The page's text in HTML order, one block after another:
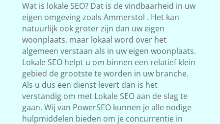
Wat is lokale SEO? Dat is de vindbaarheid in uw
eigen omgeving zoals Ammerstol . Het kan
natuurlijk ook groter zijn dan uw eigen
woonplaats, maar lokaal word over het
algemeen verstaan als in uw eigen woonplaats.
Lokale SEO helpt u om binnen een relatief klein
gebied de grootste te worden in uw branche.
Als u dus een dienst levert dan is het
verstandig om met Lokale SEO aan de slag te
gaan. Wij van PowerSEO kunnen je alle nodige
hulpmiddelen bieden om je concurrentie in